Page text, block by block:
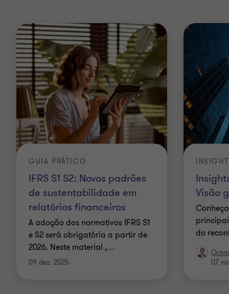
IFRS S1 S2: Novos padrões
de sustentabilidade em
relatórios financeiros
GUIA PRÁTICO
A adoção dos normativos IFRS S1
e S2 será obrigatória a partir de
2026. Neste material ,…
09 dez. 2025
Visão
do
07